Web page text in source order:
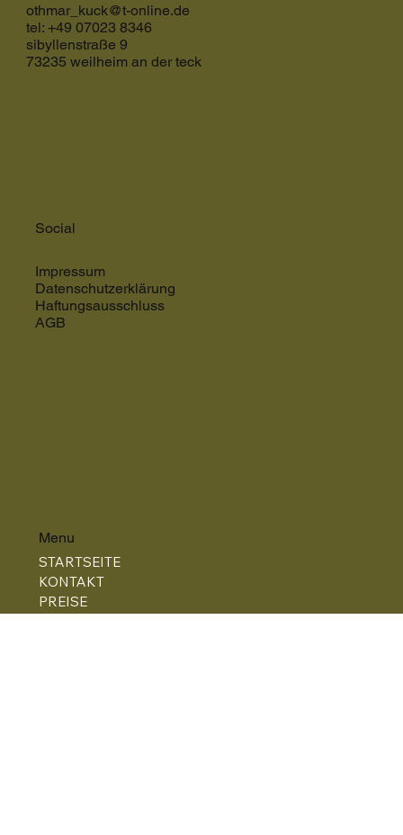
Menu
STARTSEITE
KONTAKT
PREISE
othmar_kuck@t-online.de
tel: +49 07023 8346
sibyllenstraße 9
73235 weilheim an der teck
Social
Impressum
Datenschutzerklärung
Haftungsausschluss
AGB